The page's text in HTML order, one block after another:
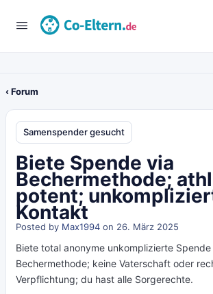
‹ Forum
Samenspender gesucht
Biete Spende via
Bechermethode;
potent;
Kontakt
Posted by Max1994 on 26. März 2025
Biete total anonyme unkomplizierte Spende
Bechermethode; keine Vaterschaft oder
Verpflichtung; du hast alle Sorgerechte.